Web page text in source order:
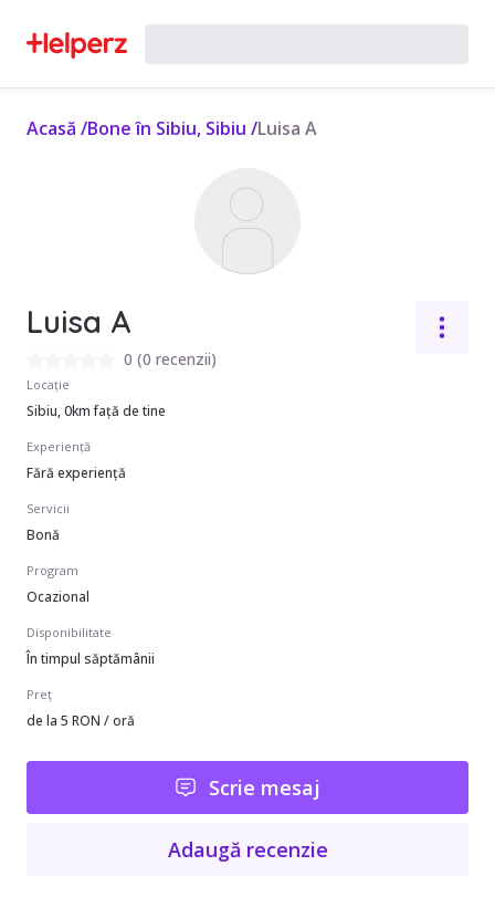
Acasă /Bone în Sibiu, Sibiu /Luisa A
Luisa A
0 (0 recenzii)
Locație
Sibiu, 0km față de tine
Experiență
Fără experiență
Servicii
Bonă
Program
Ocazional
Disponibilitate
În timpul săptămânii
Preț
de la 5 RON / oră
Scrie mesaj
Adaugă recenzie